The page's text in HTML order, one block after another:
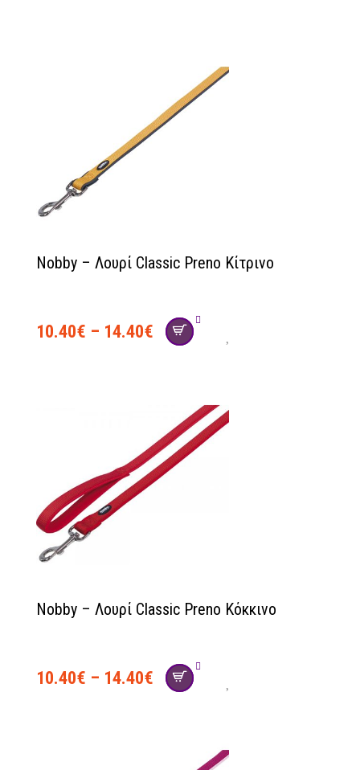
Nobby – Λουρί Classic Preno Κίτρινο
10.40€ – 14.40€
Nobby – Λουρί Classic Preno Κόκκινο
10.40€ – 14.40€